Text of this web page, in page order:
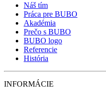
Náš tím
Práca pre BUBO
Akadémia
Prečo s BUBO
BUBO logo
Referencie
História
INFORMÁCIE